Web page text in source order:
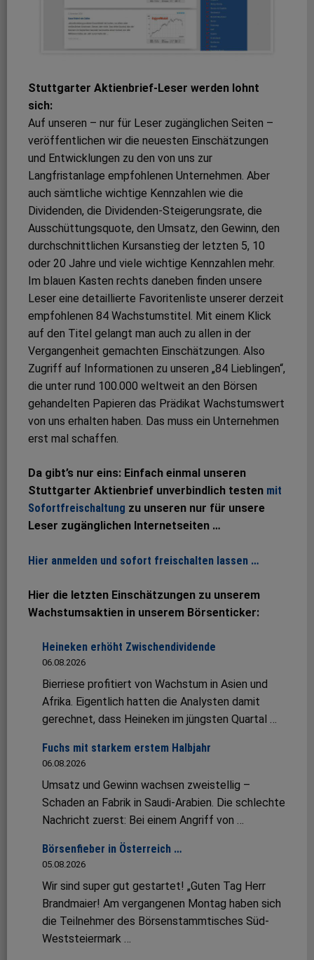
Stuttgarter Aktienbrief-Leser werden lohnt
sich:
Auf unseren – nur für Leser zugänglichen Seiten –
veröffentlichen wir die neuesten Einschätzungen
und Entwicklungen zu den von uns zur
Langfristanlage empfohlenen Unternehmen. Aber
auch sämtliche wichtige Kennzahlen wie die
Dividenden, die Dividenden-Steigerungsrate, die
Ausschüttungsquote, den Umsatz, den Gewinn, den
durchschnittlichen Kursanstieg der letzten 5, 10
oder 20 Jahre und viele wichtige Kennzahlen mehr.
Im blauen Kasten rechts daneben finden unsere
Leser eine detaillierte Favoritenliste unserer derzeit
empfohlenen 84 Wachstumstitel. Mit einem Klick
auf den Titel gelangt man auch zu allen in der
Vergangenheit gemachten Einschätzungen. Also
Zugriff auf Informationen zu unseren „84 Lieblingen“,
die unter rund 100.000 weltweit an den Börsen
gehandelten Papieren das Prädikat Wachstumswert
von uns erhalten haben. Das muss ein Unternehmen
erst mal schaffen.
Da gibt’s nur eins: Einfach einmal unseren
Stuttgarter Aktienbrief unverbindlich testen mit
Sofortfreischaltung zu unseren nur für unsere
Leser zugänglichen Internetseiten …
Hier anmelden und sofort freischalten lassen …
Hier die letzten Einschätzungen zu unserem
Wachstumsaktien in unserem Börsenticker:
Heineken erhöht Zwischendividende
06.08.2026
Bierriese profitiert von Wachstum in Asien und
Afrika. Eigentlich hatten die Analysten damit
gerechnet, dass Heineken im jüngsten Quartal …
Fuchs mit starkem erstem Halbjahr
06.08.2026
Umsatz und Gewinn wachsen zweistellig –
Schaden an Fabrik in Saudi-Arabien. Die schlechte
Nachricht zuerst: Bei einem Angriff von …
Börsenfieber in Österreich …
05.08.2026
Wir sind super gut gestartet! „Guten Tag Herr
Brandmaier! Am vergangenen Montag haben sich
die Teilnehmer des Börsenstammtisches Süd-
Weststeiermark …